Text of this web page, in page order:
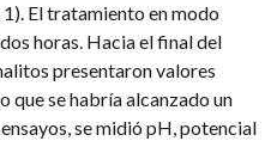
El tratamiento en modo
horas. Hacia el final del
presentaron valores
que se habría alcanzado un
se midió pH, potencial